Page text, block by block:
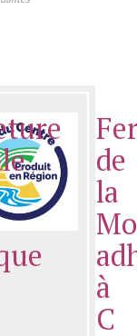
de
la
à
C